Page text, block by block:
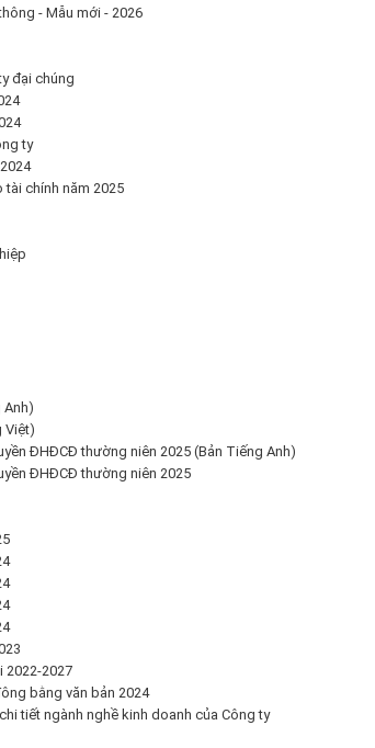
- Mẫu mới - 2026
đại chúng
ty
chính năm 2025
Anh)
Việt)
ĐHĐCĐ thường niên 2025 (Bản Tiếng Anh)
ĐHĐCĐ thường niên 2025
2022-2027
bằng văn bản 2024
tiết ngành nghề kinh doanh của Công ty